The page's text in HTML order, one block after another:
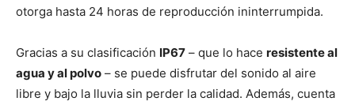
otorga hasta 24 horas de reproducción ininterrumpida.
Gracias a su clasificación IP67 – que lo hace resistente al
agua y al polvo – se puede disfrutar del sonido al aire
libre y bajo la lluvia sin perder la calidad. Además, cuenta